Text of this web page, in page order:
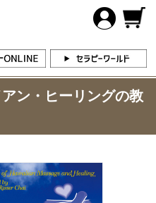
ン・ヒーリングの教